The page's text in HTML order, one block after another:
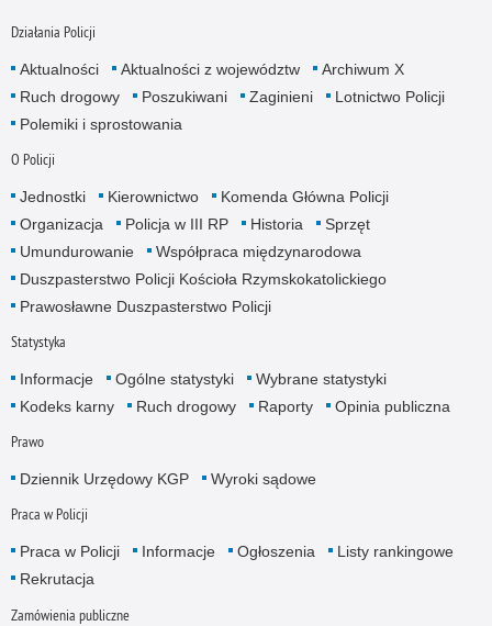
Działania Policji
Aktualności Aktualności z województw
Archiwum X
Ruch drogowy
Poszukiwani Zaginieni
Lotnictwo Policji
Polemiki i sprostowania
O Policji
Jednostki Kierownictwo
Komenda Główna Policji
Organizacja
Policja w III RP Historia
Sprzęt
Umundurowanie
Współpraca międzynarodowa
Duszpasterstwo Policji Kościoła Rzymskokatolickiego
Prawosławne Duszpasterstwo Policji
Statystyka
Informacje Ogólne statystyki
Wybrane statystyki
Kodeks karny
Ruch drogowy Raporty Opinia publiczna
Prawo
Dziennik Urzędowy KGP Wyroki sądowe
Praca w Policji
Praca w Policji Informacje Ogłoszenia
Listy rankingowe
Rekrutacja
Zamówienia publiczne